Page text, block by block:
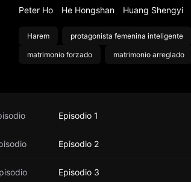
Peter Ho He Hongshan Huang Shengyi
Harem protagonista femenina inteligente
matrimonio forzado matrimonio arreglado
Episodio 1
Episodio 2
Episodio 3